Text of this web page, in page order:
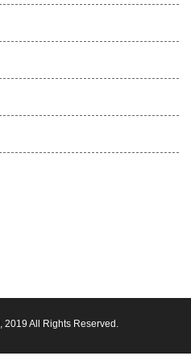
, 2019 All Rights Reserved.